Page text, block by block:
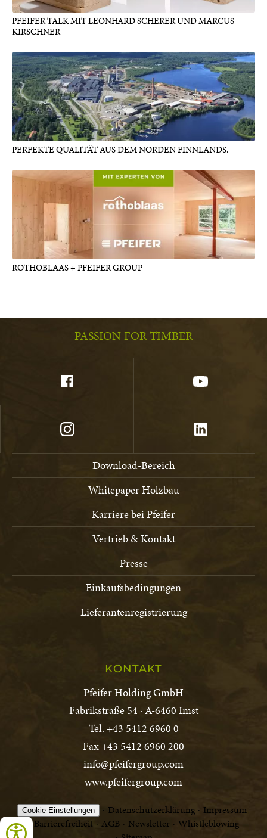
PFEIFER TALK MIT LEONHARD SCHERER UND MARCUS
KIRSCHNER
PERFEKTE QUALITÄT AUS DEM NORDEN FINNLANDS.
ROTHOBLAAS + PFEIFER GROUP
PASSION FOR TIMBER
Download-Bereich
Whitepaper Holzbau
Karriere bei Pfeifer
Vertrieb & Kontakt
Presse
Einkaufsbedingungen
Lieferantenregistrierung
KONTAKT
Pfeifer Holding GmbH
Fabrikstraße 54 · A-6460 Imst
Tel. +43 5412 6960 0
Fax +43 5412 6960 200
info@pfeifergroup.com
www.pfeifergroup.com
Cookie Einstellungen Datenschutzerklärung
Impressum
Barrierefreiheit
AGB Newsletter
Whistleblowing